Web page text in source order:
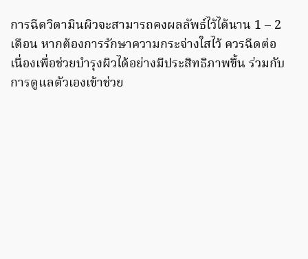
การฉีดวิตามินผิวจะสามารถคงผลลัพธ์ไว้ได้นาน 1 – 2
เดือน หากต้องการรักษาความกระจ่างใสไว้ ควรฉีดต่อ
เนื่องเพื่อช่วยบำรุงผิวได้อย่างมีประสิทธิภาพขึ้น ร่วมกับ
การดูแลตัวเองเข้าช่วย